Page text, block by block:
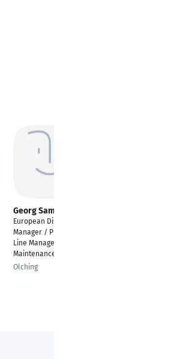
Georg Samoilov
European Distribution
Manager / Product
Line Manager Mould
Maintenance
Olching